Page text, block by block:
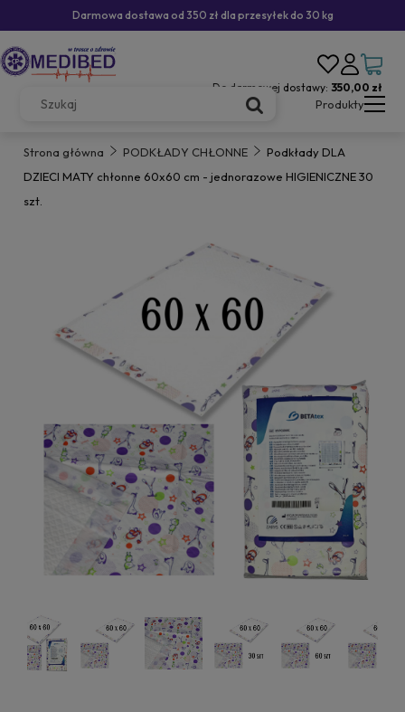
Darmowa dostawa od 350 zł dla przesyłek do 30 kg
Do darmowej dostawy: 350,00 zł
Produkty
Strona główna PODKŁADY CHŁONNE
Podkłady DLA
DZIECI MATY chłonne 60x60 cm - jednorazowe HIGIENICZNE 30
szt.